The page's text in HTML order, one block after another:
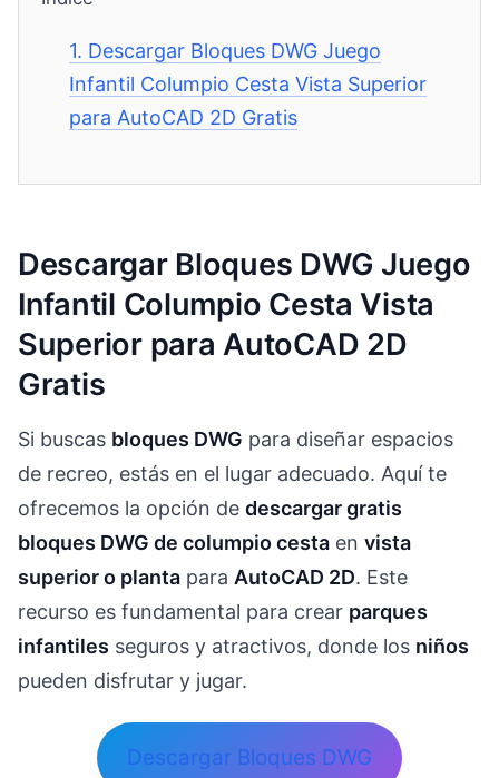
1. Descargar Bloques DWG Juego
Infantil Columpio Cesta Vista Superior
para AutoCAD 2D Gratis
Descargar Bloques DWG Juego
Infantil Columpio Cesta Vista
Superior para AutoCAD 2D
Gratis
Si buscas bloques DWG para diseñar espacios
de recreo, estás en el lugar adecuado. Aquí te
ofrecemos la opción de descargar gratis
bloques DWG de columpio cesta en vista
superior o planta para AutoCAD 2D. Este
recurso es fundamental para crear parques
infantiles seguros y atractivos, donde los niños
pueden disfrutar y jugar.
Descargar Bloques DWG